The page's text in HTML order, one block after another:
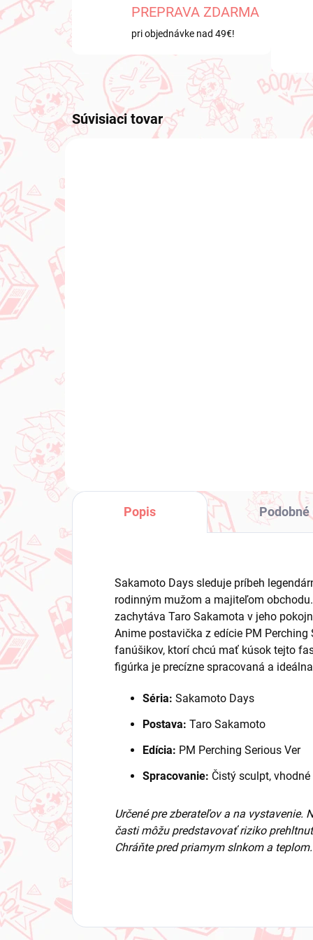
PREPRAVA ZDARMA
pri objednávke nad 49€!
Súvisiaci tovar
Popis Podobné
Sakamoto Days sleduje príbeh
rodinným mužom a majiteľom
zachytáva Taro Sakamota v jeho
Anime postavička z edície PM
fanúšikov, ktorí chcú mať kúsok tejto
figúrka je precízne spracovaná a
Séria: Sakamoto Days
Postava: Taro Sakamoto
Edícia: PM Perching Serious Ver
Spracovanie: Čistý sculpt,
Určené pre zberateľov a na vystavenie.
časti môžu predstavovať riziko
Chráňte pred priamym slnkom a teplom.